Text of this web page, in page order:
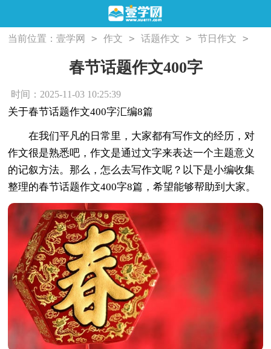
当前位置：壹学网 > 作文 > 话题作文 > 节日作文 >
春节话题作文400字
春节话题作文400字
时间：2025-11-03 10:25:39
关于春节话题作文400字汇编8篇
在我们平凡的日常里，大家都有写作文的经历，对
作文很是熟悉吧，作文是通过文字来表达一个主题意义
的记叙方法。那么，怎么去写作文呢？以下是小编收集
整理的春节话题作文400字8篇，希望能够帮助到大家。